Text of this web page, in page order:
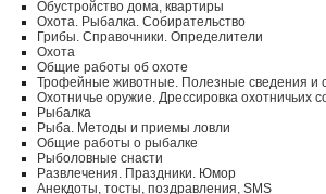
Обустройство дома, квартиры
Охота. Рыбалка. Собирательство
Грибы. Справочники. Определители
Охота
Общие работы об охоте
Трофейные животные. Полезные сведения и
Охотничье оружие. Дрессировка охотничьих
Рыбалка
Рыба. Методы и приемы ловли
Общие работы о рыбалке
Рыболовные снасти
Развлечения. Праздники. Юмор
Анекдоты, тосты, поздравления, SMS